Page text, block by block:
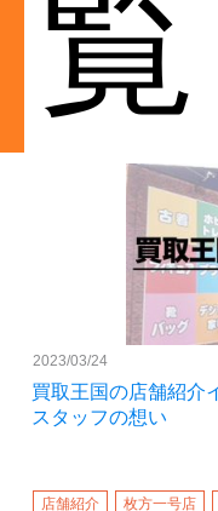
覧
2023/03/24
買取王国の店舗紹介
スタッフの想い
店舗紹介 枚方一号店